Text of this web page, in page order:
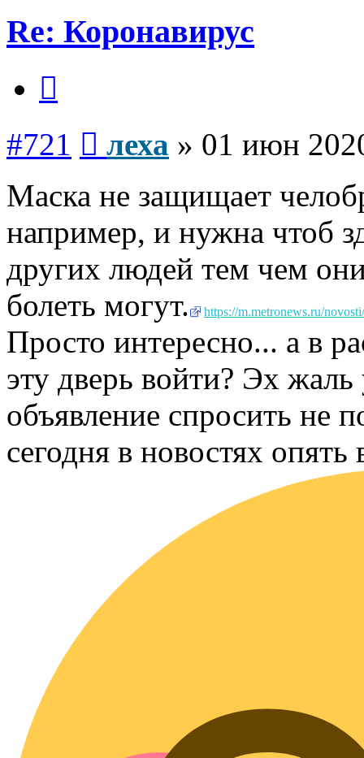
Re: Коронавирус
#721 леха » 01 июн
Маска не защищает
например, и нужна чтоб
других людей тем чем
болеть могут.
https://m.metronews.ru/
Просто интересно... а в
эту дверь войти? Эх жаль
объявление спросить не
сегодня в новостях опять